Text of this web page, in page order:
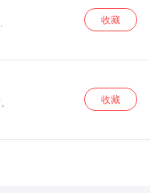
：马拉葱评书
收藏
收藏